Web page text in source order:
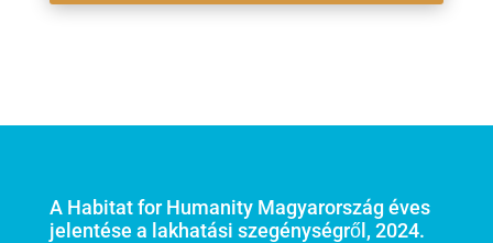
A Habitat for Humanity Magyarország éves
jelentése a lakhatási szegénységről, 2024.